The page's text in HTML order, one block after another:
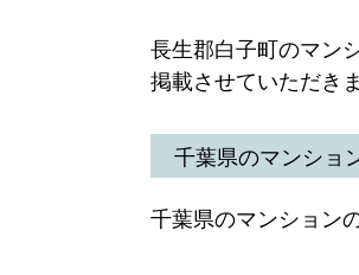
長生郡白子町のマン
掲載させていただきま
千葉県のマンショ
千葉県のマンション